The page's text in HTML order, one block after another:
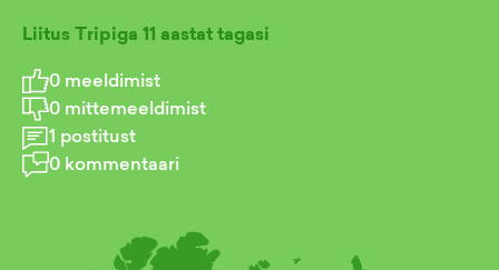
Liitus Tripiga 11 aastat tagasi
0 meeldimist
0 mittemeeldimist
1 postitust
0 kommentaari